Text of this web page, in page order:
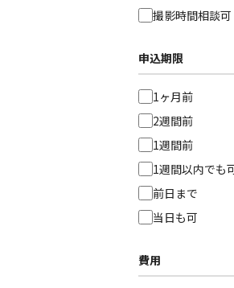
撮影時間相談可
申込期限
1ヶ月前
2週間前
1週間前
1週間以内でも
前日まで
当日も可
費用